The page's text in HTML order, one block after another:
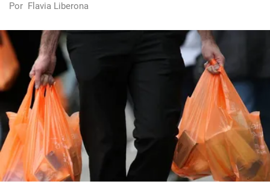
Por Flavia Liberona